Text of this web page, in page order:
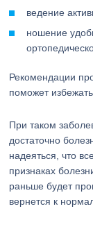
ведение
ношение
Рекомендации
поможет
При таком
достаточно
надеяться, что
признаках
раньше будет
вернется к